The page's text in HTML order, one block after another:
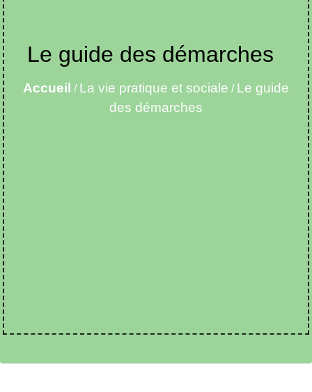
Le guide des démarches
Accueil / La vie pratique et sociale / Le guide
des démarches